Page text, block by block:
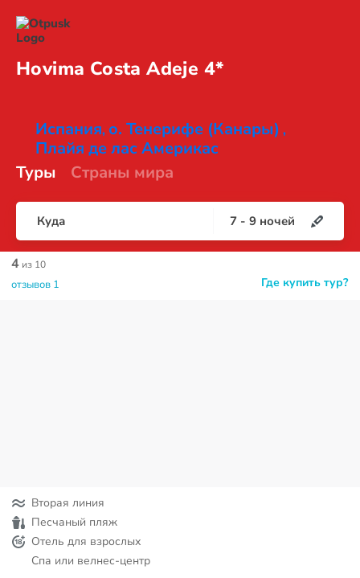
Hovima CostaAdeje 4*
Испания, о. Тенерифе (Канары) ,
Плайя де лас Америкас
Туры
Страны мира
Куда 7 - 9 ночей
Где купить тур?
4 из 10
отзывов 1
Вторая линия
Песчаный пляж
Отель для взрослых
Спа или велнес-центр